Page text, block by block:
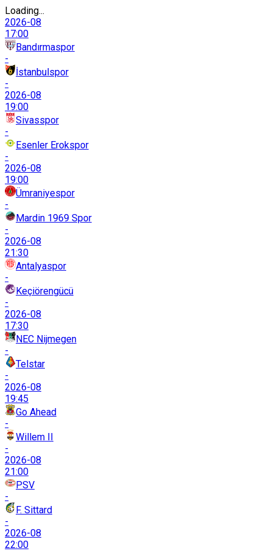
Loading...
2026-08
17:00
Bandırmaspor
-
İstanbulspor
-
2026-08
19:00
Sivasspor
-
Esenler Erokspor
-
2026-08
19:00
Ümraniyespor
-
Mardin 1969 Spor
-
2026-08
21:30
Antalyaspor
-
Keçiörengücü
-
2026-08
17:30
NEC Nijmegen
-
Telstar
-
2026-08
19:45
Go Ahead
-
Willem II
-
2026-08
21:00
PSV
-
F. Sittard
-
2026-08
22:00